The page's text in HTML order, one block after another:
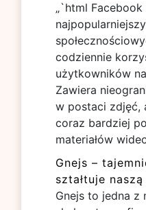
„`html
codziennie
użytkowników
Zawiera
w postaci zdjęć,
coraz bardziej
materiałów
Gnejs –
ształtuje
Gnejs to jedna z